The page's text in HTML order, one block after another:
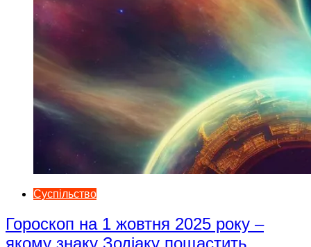
Суспільство
Гороскоп на 1 жовтня 2025 року –